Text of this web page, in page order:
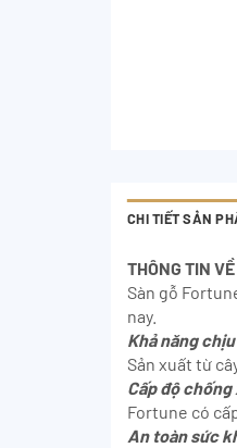
CHI TIẾT SẢN
THÔNG TIN
Sàn gỗ
nay.
Khả năng
Sản xuất từ
Cấp độ
Fortune có
An toàn sức